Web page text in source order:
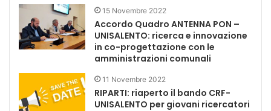
15 Novembre 2022
Accordo Quadro ANTENNA PON –
UNISALENTO: ricerca e innovazione
in co-progettazione con le
amministrazioni comunali
11 Novembre 2022
RIPARTI: riaperto il bando CRF-
UNISALENTO per giovani ricercatori